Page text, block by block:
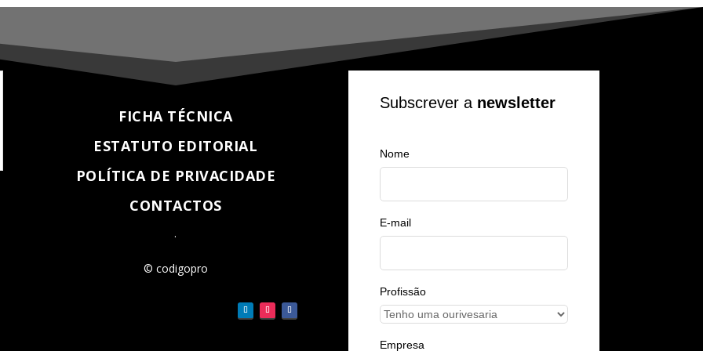
FICHA TÉCNICA
ESTATUTO EDITORIAL
POLÍTICA DE PRIVACIDADE
CONTACTOS
.
© codigopro
Subscrever anewsletter
Nome
E-mail
Profissão
Empresa